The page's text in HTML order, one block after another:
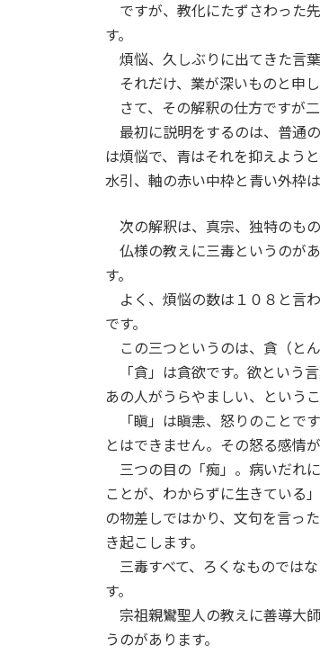
ですが、教化にたずさわった
す。
煩悩、久しぶりに出てきた言
それだけ、業が深いものと申
さて、その解釈の仕方ですが二
最初に説明をするのは、普通
は煩悩で、青はそれを抑えよう
水引、軸の赤い中枠と青い外枠
次の解釈は、真宗、独特のもの
仏様の教えに三毒というのが
す。
よく、煩悩の数は１０８と言
です。
この三つというのは、貪（と
「貪」は貪欲です。欲という
あの人がうらやましい、という
「瞋」は瞋恚、怒りのことで
とはできません。その怒る感情
三つの目の「痴」。病いだれ
ことが、わからずに生きている
の物差しではかり、文句を言っ
き起こします。
三毒すべて、ろくなものでは
す。
宗祖親鸞聖人の教えに善導大
うのがあります。